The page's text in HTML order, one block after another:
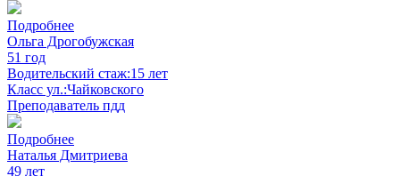
Подробнее
Ольга Дрогобужская
51 год
Водительский стаж:15 лет
Класс ул.:Чайковского
Преподаватель пдд
Подробнее
Наталья Дмитриева
49 лет